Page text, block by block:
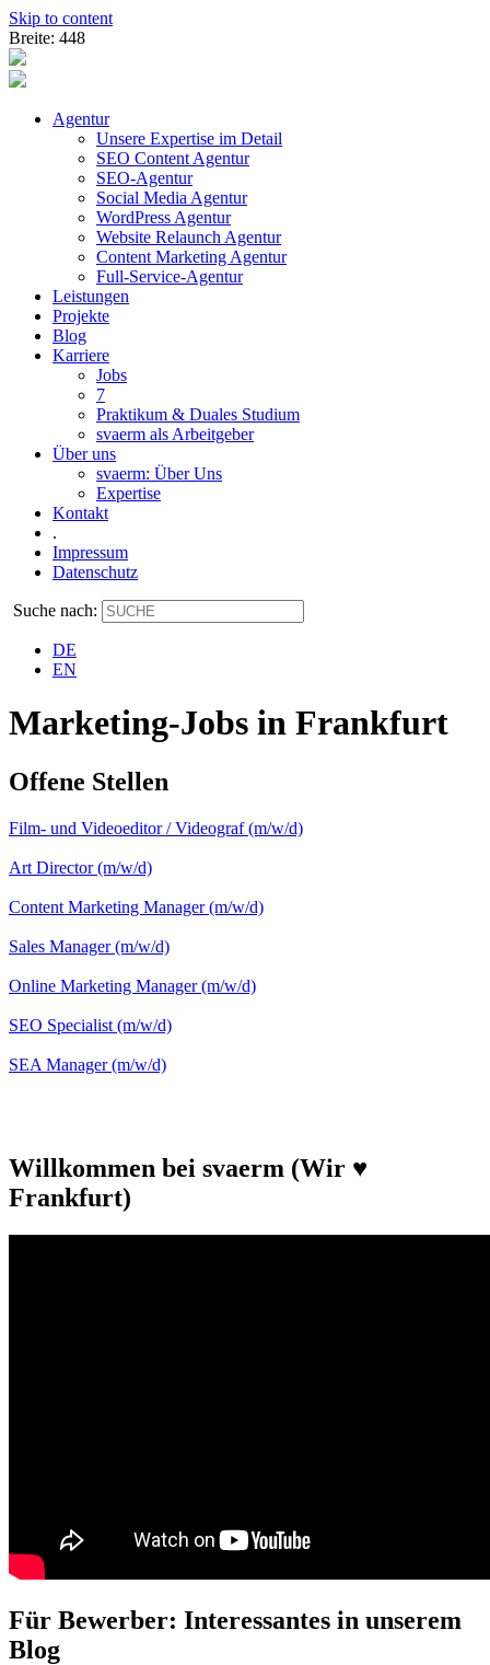
Skip to content
Breite: 448
Agentur
Unsere Expertise im Detail
SEO Content Agentur
SEO-Agentur
Social Media Agentur
WordPress Agentur
Website Relaunch Agentur
Content Marketing Agentur
Full-Service-Agentur
Leistungen
Projekte
Blog
Karriere
Jobs
7
Praktikum & Duales Studium
svaerm als Arbeitgeber
Über uns
svaerm: Über Uns
Expertise
Kontakt
.
Impressum
Datenschutz
Suche nach:
DE
EN
Marketing-Jobs in Frankfurt
Offene Stellen
Film- und Videoeditor / Videograf (m/w/d)
Art Director (m/w/d)
Content Marketing Manager (m/w/d)
Sales Manager (m/w/d)
Online Marketing Manager (m/w/d)
SEO Specialist (m/w/d)
SEA Manager (m/w/d)
Willkommen bei svaerm (Wir ♥
Frankfurt)
Für Bewerber: Interessantes in unserem
Blog